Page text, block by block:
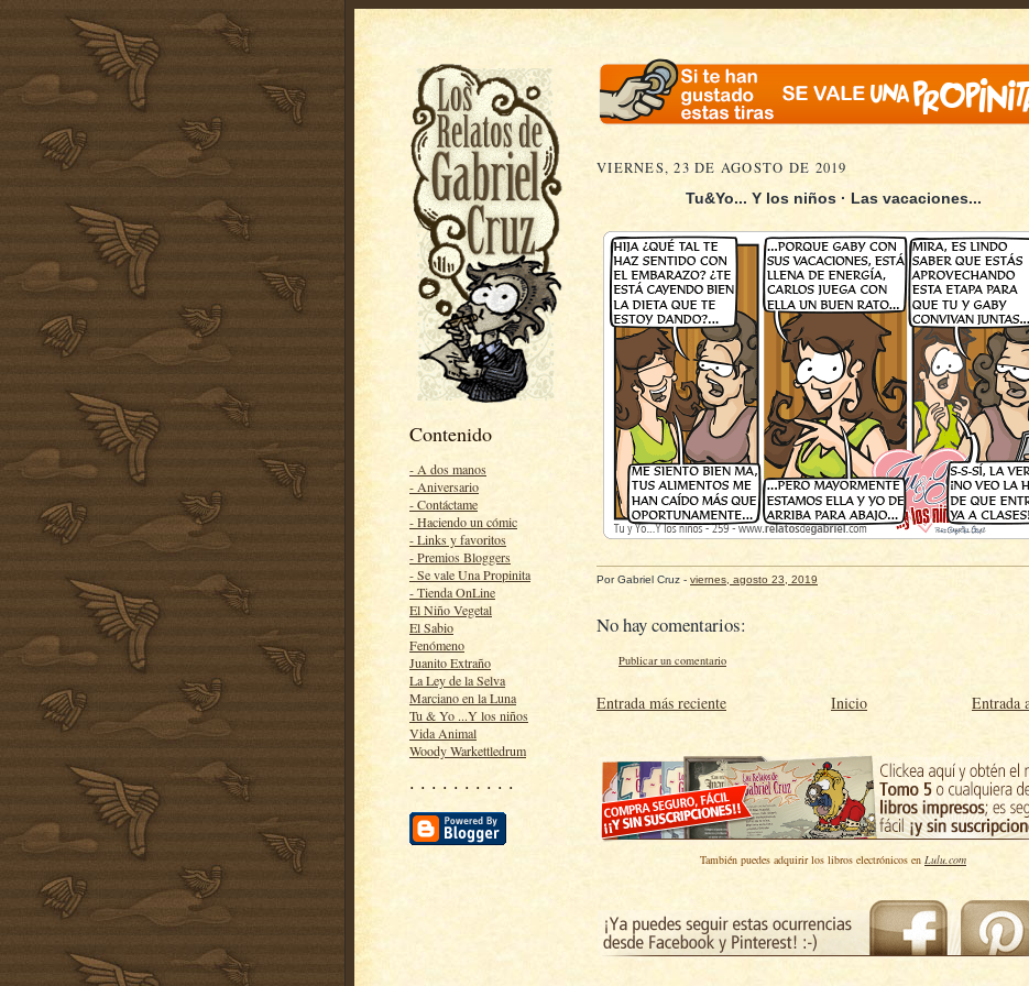
Contenido
- A dos manos
- Aniversario
- Contáctame
- Haciendo un cómic
- Links y favoritos
- Premios Bloggers
- Se vale Una Propinita
- Tienda OnLine
El Niño Vegetal
El Sabio
Fenómeno
Juanito Extraño
La Ley de la Selva
Marciano en la Luna
Tu & Yo ...Y los niños
Vida Animal
Woody Warkettledrum
· · · · · · · · · ·
VIERNES, 23 DE AGOSTO DE 2019
Tu&Yo... Y los niños · Las vacaciones...
PorGabriel Cruz - viernes, agosto 23, 2019
No hay comentarios:
Publicar un comentario
Entrada más reciente Entrada
Inicio
También puedes adquirir los libros electrónicos en Lulu.com